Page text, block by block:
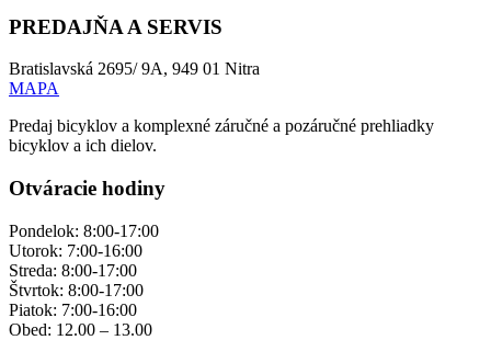
PREDAJŇA A SERVIS
Bratislavská 2695/ 9A, 949 01 Nitra
MAPA
Predaj bicyklov a komplexné záručné a pozáručné prehliadky
bicyklov a ich dielov.
Otváracie hodiny
Pondelok: 8:00-17:00
Utorok: 7:00-16:00
Streda: 8:00-17:00
Štvrtok: 8:00-17:00
Piatok: 7:00-16:00
Obed: 12.00 – 13.00